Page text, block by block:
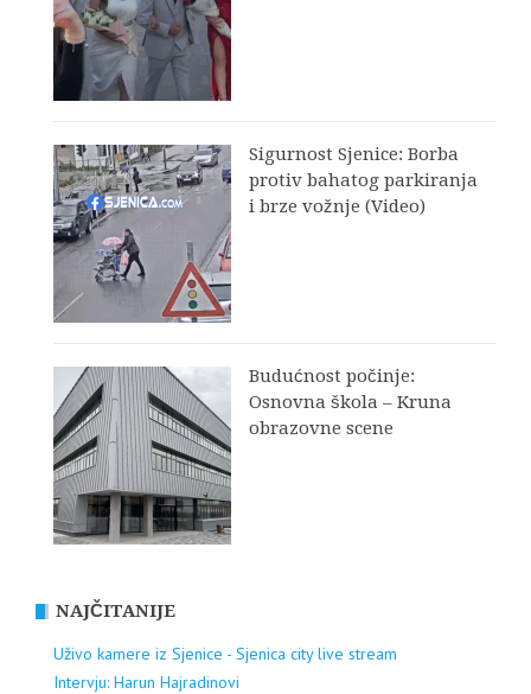
Sigurnost Sjenice: Borba
protiv bahatog parkiranja
i brze vožnje (Video)
Budućnost počinje:
Osnovna škola – Kruna
obrazovne scene
NAJČITANIJE
Uživo kamere iz Sjenice - Sjenica city live stream
Intervju: Harun Hajradinovi